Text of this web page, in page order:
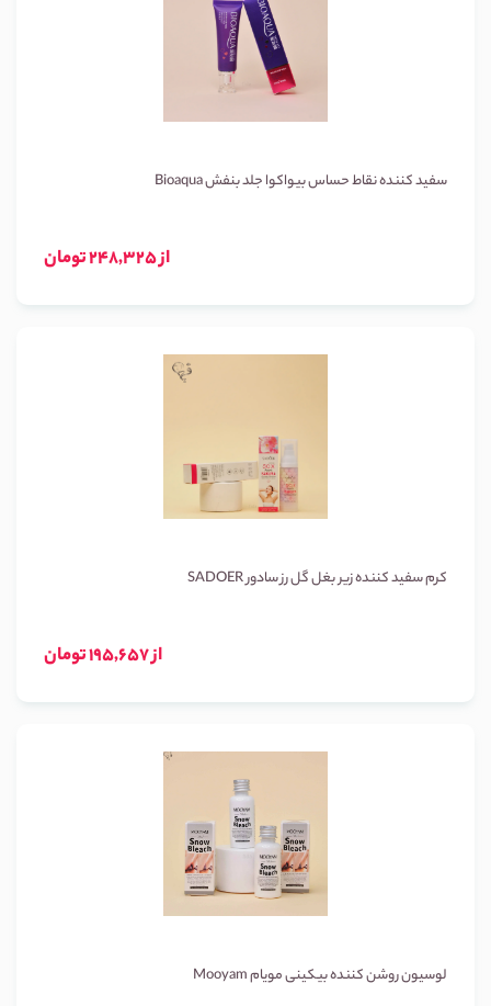
سفید کننده نقاط حساس بیواکوا جلد بنفش Bioaqua
از 248,325 تومان
کرم سفید کننده زیر بغل گل رز سادور SADOER
از 195,657 تومان
لوسیون روشن کننده بیکینی مویام Mooyam